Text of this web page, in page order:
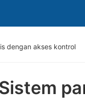
dengan akses kontrol